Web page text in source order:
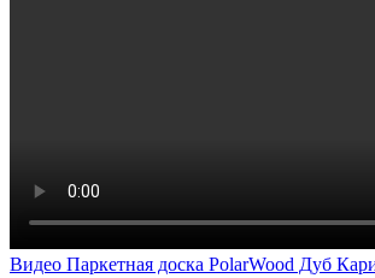
Видео Паркетная доска PolarWood Дуб